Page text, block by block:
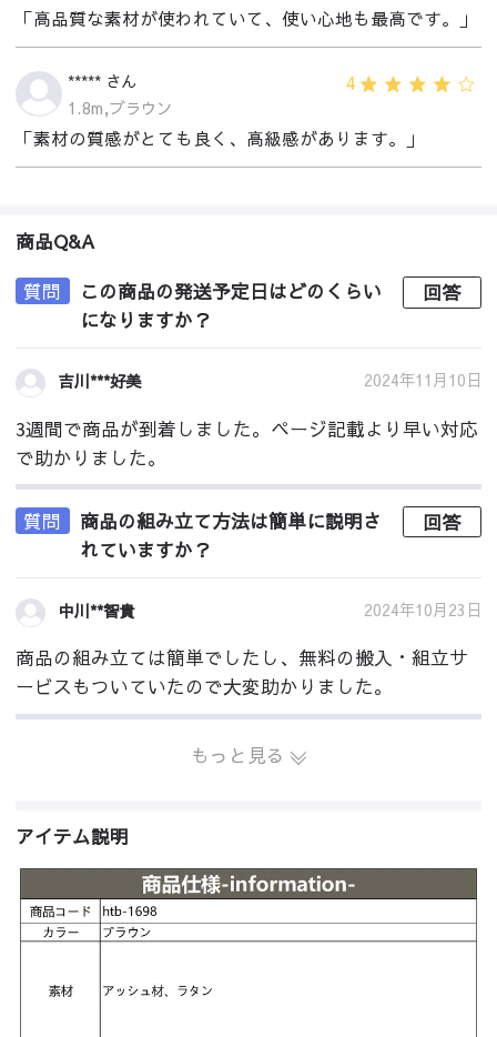
「高品質な素材が使われていて、使い心地も最高です。」
***** さん 4
1.8m,ブラウン
「素材の質感がとても良く、高級感があります。」
商品Q&A
質問
この商品の発送予定日はどのくらい
になりますか？
回答
吉川***好美 2024年11月10日
3週間で商品が到着しました。ページ記載より早い対応
で助かりました。
質問
商品の組み立て方法は簡単に説明さ
れていますか？
回答
中川**智貴 2024年10月23日
商品の組み立ては簡単でしたし、無料の搬入・組立サ
ービスもついていたので大変助かりました。
もっと見る
アイテム説明